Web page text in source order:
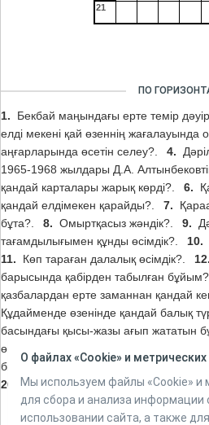
21
ПО
1. Бекбай маңындағы ерте темір дәуірі
елді мекені қай өзеннің жағалауында
аңғарларында өсетін селеу?.
4.
1965-1968 жылдары Д.А.
қандай карталары жарық көрді?.
6.
қандай елдімекен қарайды?.
7.
бұта?.
8. Омыртқасыз жәндік?. 9.
тағамдылығымен құнды өсімдік?.
10.
11.
Көп тараған далалық өсімдік?. 12.
барысында қабірден табылған бұйым?.
қазбалардан ерте заманнан қандай
Құдайменде өзенінде қандай балық
басындағы қысы-жазы ағып жататын
өңірінде кездесетін аң?.
Орман
бірі?.
Саны азайып кеткен құс?.
20.
21. Ормансыз жерлердегі
О файлах «Cookie» и
Мы используем файлы «Cookie» и
для сбора и анализа информации
использовании сайта, а также